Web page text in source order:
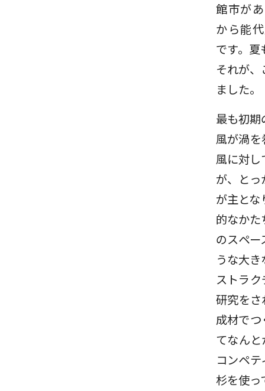
館市が
から能
です。
それが
ました。
最も初
風が渦を
風に対し
が、と
が主と
的なか
のスペ
うな大
ストラ
研究を
成材で
てなん
コンペ
杉を使っ